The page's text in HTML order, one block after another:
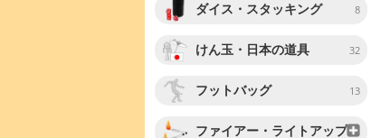
ダイス・スタッキング 8
けん玉・日本の道具 32
フットバッグ 13
ファイアー・ライトアップ